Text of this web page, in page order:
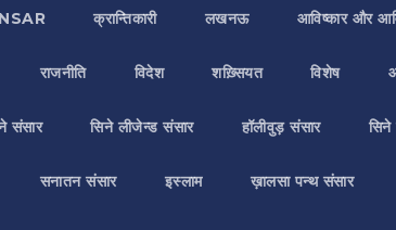
क्रान्तिकारी लखनऊ आविष्कार और
राजनीति विदेश शख़्सियत विशेष
संसार सिने लीजेन्ड संसार हॉलीवुड़ संसार सिने
सनातन संसार इस्लाम ख़ालसा पन्थ संसार